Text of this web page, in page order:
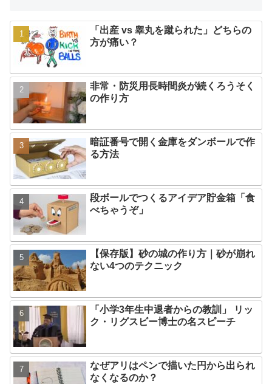
「出産 vs 睾丸を蹴られた」どちらの
方が痛い？
非常・防災用長時間炎が続くろうそく
の作り方
暗証番号で開く金庫をダンボールで作
る方法
段ボールでつくるアイデア貯金箱「食
べちゃうぞ」
【保存版】砂の城の作り方｜砂が崩れ
ない4つのテクニック
「小学3年生中退者からの教訓」 リッ
ク・リグスビー博士の名スピーチ
なぜアリはペンで描いた円から出られ
なくなるのか？